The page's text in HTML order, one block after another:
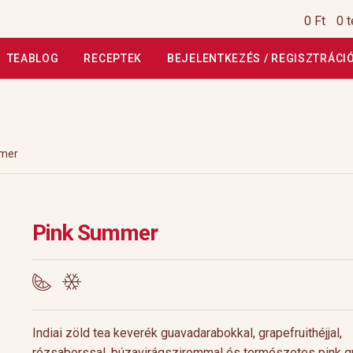
0 Ft 0
TEABLOG RECEPTEK BEJELENTKEZÉS /
fizetés Webáruház Rólunk HoReCa Impresszum
Pink Summer
Indiai zöld tea keverék guavadarabokkal, grapefruithéjjal,